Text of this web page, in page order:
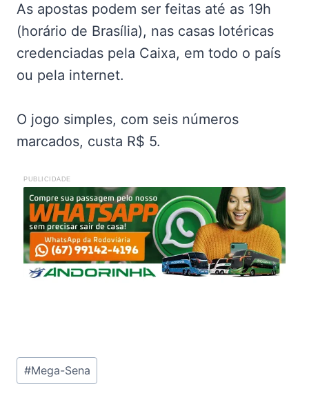
As apostas podem ser feitas até as 19h
(horário de Brasília), nas casas lotéricas
credenciadas pela Caixa, em todo o país
ou pela internet.
O jogo simples, com seis números
marcados, custa R$ 5.
PUBLICIDADE
Tags
do
#Mega-Sena